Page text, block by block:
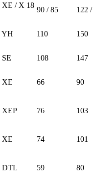
XE / X 18
90 / 85
122
YH 110 150
SE 108
147
XE 66 90
XEP 76 103
XE 74 101
DTL 59 80